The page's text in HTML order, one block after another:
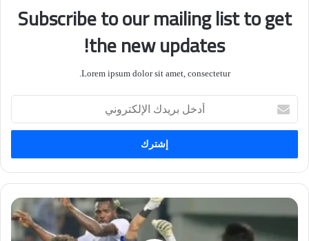
Subscribe to our mailing list to get
the new updates!
Lorem ipsum dolor sit amet, consectetur.
بريدك
الإلكتروني